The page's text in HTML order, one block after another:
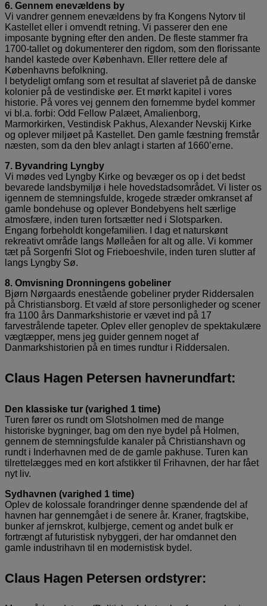
6. Gennem enevældens by
Vi vandrer gennem enevældens by fra Kongens Nytorv til
Kastellet eller i omvendt retning. Vi passerer den ene
imposante bygning efter den anden. De fleste stammer fra
1700-tallet og dokumenterer den rigdom, som den florissante
handel kastede over København. Eller rettere dele af
Københavns befolkning.
I betydeligt omfang som et resultat af slaveriet på de danske
kolonier på de vestindiske øer. Et mørkt kapitel i vores
historie. På vores vej gennem den fornemme bydel kommer
vi bl.a. forbi: Odd Fellow Palæet, Amalienborg,
Marmorkirken, Vestindisk Pakhus, Alexander Nevskij Kirke
og oplever miljøet på Kastellet. Den gamle fæstning fremstår
næsten, som da den blev anlagt i starten af 1660’erne.
7. Byvandring Lyngby
Vi mødes ved Lyngby Kirke og bevæger os op i det bedst
bevarede landsbymiljø i hele hovedstadsområdet. Vi lister os
igennem de stemningsfulde, krogede stræder omkranset af
gamle bondehuse og oplever Bondebyens helt særlige
atmosfære, inden turen fortsætter ned i Slotsparken.
Engang forbeholdt kongefamilien. I dag et naturskønt
rekreativt område langs Mølleåen for alt og alle. Vi kommer
tæt på Sorgenfri Slot og Frieboeshvile, inden turen slutter af
langs Lyngby Sø.
8. Omvisning Dronningens gobeliner
Bjørn Nørgaards enestående gobeliner pryder Riddersalen
på Christiansborg. Et væld af store personligheder og scener
fra 1100 års Danmarkshistorie er vævet ind på 17
farvestrålende tapeter. Oplev eller genoplev de spektakulære
vægtæpper, mens jeg guider gennem noget af
Danmarkshistorien på en times rundtur i Riddersalen.
Claus Hagen Petersen havnerundfart:
Den klassiske tur (varighed 1 time)
Turen fører os rundt om Slotsholmen med de mange
historiske bygninger, bag om den nye bydel på Holmen,
gennem de stemningsfulde kanaler på Christianshavn og
rundt i Inderhavnen med de de gamle pakhuse. Turen kan
tilrettelægges med en kort afstikker til Frihavnen, der har fået
nyt liv.
Sydhavnen (varighed 1 time)
Oplev de kolossale forandringer denne spændende del af
havnen har gennemgået i de senere år. Kraner, fragtskibe,
bunker af jernskrot, kulbjerge, cement og andet bulk er
fortrængt af futuristisk nybyggeri, der har omdannet den
gamle industrihavn til en modernistisk bydel.
Claus Hagen Petersen ordstyrer: